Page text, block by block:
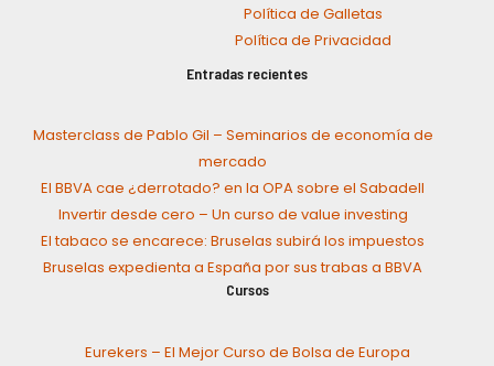
Política de Galletas
Política de Privacidad
Entradas recientes
Masterclass de Pablo Gil – Seminarios de economía de
mercado
El BBVA cae ¿derrotado? en la OPA sobre el Sabadell
Invertir desde cero – Un curso de value investing
El tabaco se encarece: Bruselas subirá los impuestos
Bruselas expedienta a España por sus trabas a BBVA
Cursos
Eurekers – El Mejor Curso de Bolsa de Europa